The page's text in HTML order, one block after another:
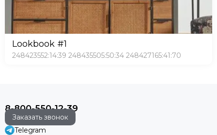
Lookbook #1
248423552:14:39 248435505:50:34 248427165:41:70
8-800-550-12-39
Заказать звонок
Telegram